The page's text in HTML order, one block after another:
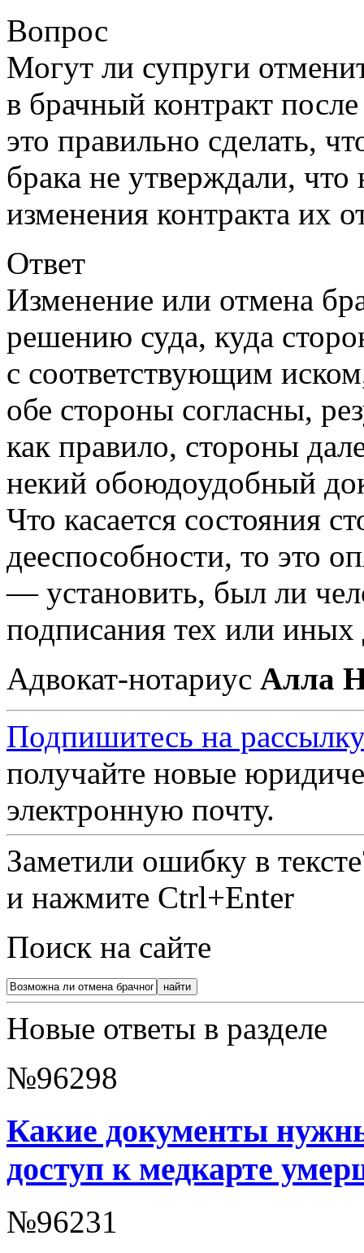
Вопрос
Могут ли супруги
в брачный контракт
это правильно сделать,
брака не утверждали,
изменения контракта их
Ответ
Изменение или отмена
решению суда, куда
с соответствующим
обе стороны согласны,
как правило, стороны
некий обоюдоудобный
Что касается состояния
дееспособности, то это
— установить, был ли
подписания тех или иных
Адвокат-нотариус Алла
Подпишитесь на
получайте новые
электронную почту.
Заметили ошибку в
и нажмите Ctrl+Enter
Поиск на сайте
Новые ответы в разделе
№96298
Какие документы
доступ к медкарте
№96231